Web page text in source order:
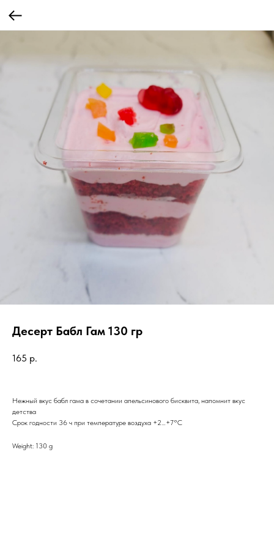
Десерт Бабл Гам 130 гр
165 р.
Нежный вкус бабл гама в сочетании апельсинового бисквита, напомнит вкус
детства
Срок годности 36 ч при температуре воздуха +2…+7°C
Weight: 130 g